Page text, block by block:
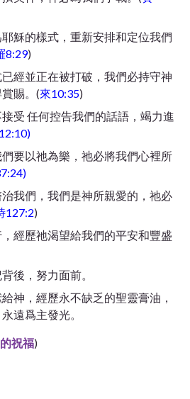
穌的樣式，重新安排和定位我們
8:29)
經並正在被打破，我們必持守神
賜。(來10:35)
受 任何控告我們的話語，竭力進
要以祂為樂，祂必將我們心裡所
我們，我們是神所親愛的，祂必
127:2)
經歷祂渴望給我們的平安和豐盛
後，努力面前。
神，經歷永不缺乏的聖靈膏油，
遠爲主發光。
祝福)